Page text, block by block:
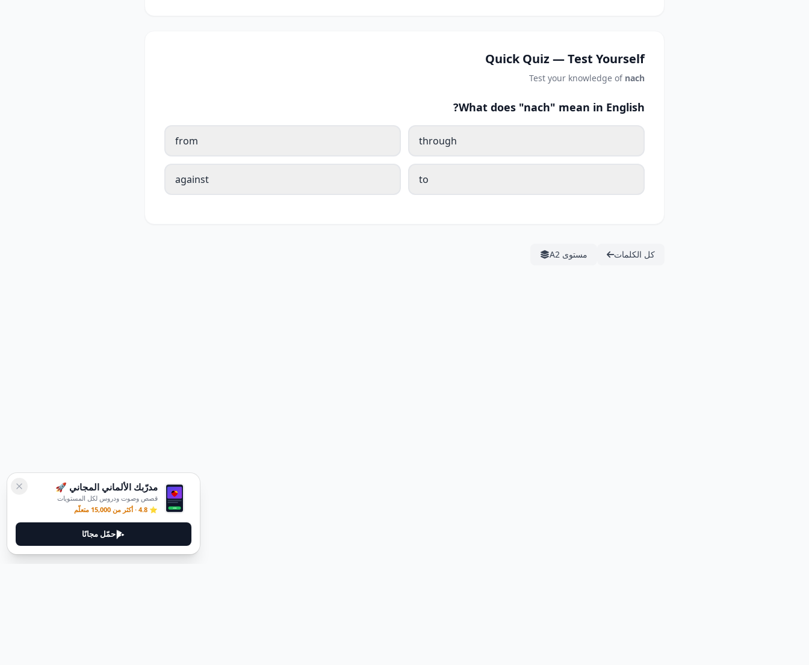
Quick Quiz — Test Yourself
Test your knowledge of nach
What does "nach" mean in English?
through
from
to
against
كل الكلمات مستوى A2
مدرّبك الألماني المجاني 🚀
قصص وصوت ودروس لكل المستويات
⭐ 4.8 · أكثر من 15,000 متعلّم
حمّل مجانًا